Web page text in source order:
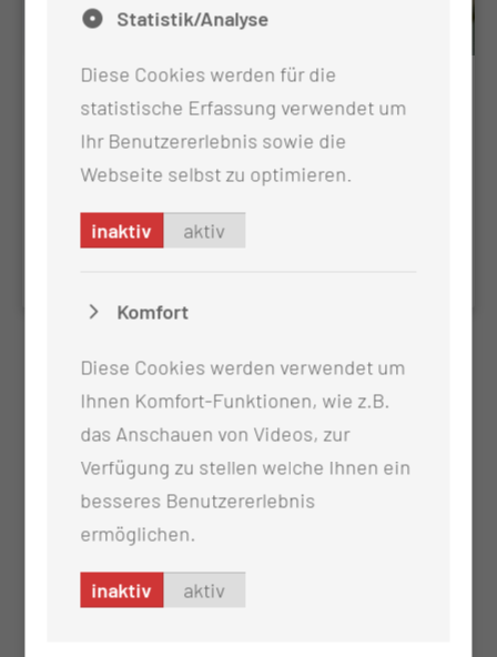
Orthovolttherapie /
Röntgentiefentherapie
Bei der Orthovolttherapie handelt es sich um
als am Linearbeschleuniger
Statistik/Analyse
Diese Cookies werden für die
statistische Erfassung verwendet um
Ihr Benutzererlebnis sowie die
Webseite selbst zu optimieren.
inaktiv aktiv
Komfort
Diese Cookies werden verwendet um
Ihnen Komfort-Funktionen, wie z.B.
das Anschauen von Videos, zur
Verfügung zu stellen welche Ihnen ein
besseres Benutzererlebnis
ermöglichen.
inaktiv aktiv